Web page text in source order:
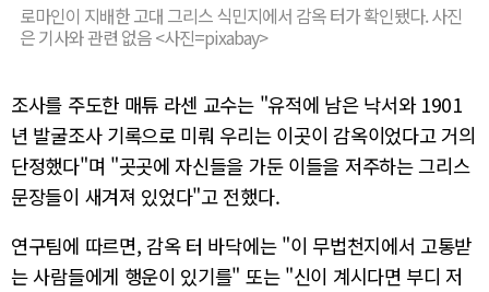
로마인이 지배한 고대 그리스 식민지에서 감옥 터가 확인됐다. 사진
은 기사와 관련 없음 <사진=pixabay>
조사를 주도한 매튜 라센 교수는 "유적에 남은 낙서와 1901
년 발굴조사 기록으로 미뤄 우리는 이곳이 감옥이었다고 거의
단정했다"며 "곳곳에 자신들을 가둔 이들을 저주하는 그리스
문장들이 새겨져 있었다"고 전했다.
연구팀에 따르면, 감옥 터 바닥에는 "이 무법천지에서 고통받
는 사람들에게 행운이 있기를" 또는 "신이 계시다면 부디 저